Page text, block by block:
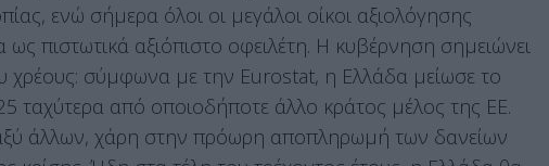
ενώ σήμερα όλοι οι μεγάλοι οίκοι αξιολόγησης
πιστωτικά αξιόπιστο οφειλέτη. Η κυβέρνηση σημειώνει
χρέους: σύμφωνα με την Eurostat, η Ελλάδα μείωσε το
ταχύτερα από οποιοδήποτε άλλο κράτος μέλος της ΕΕ.
άλλων, χάρη στην πρόωρη αποπληρωμή των δανείων